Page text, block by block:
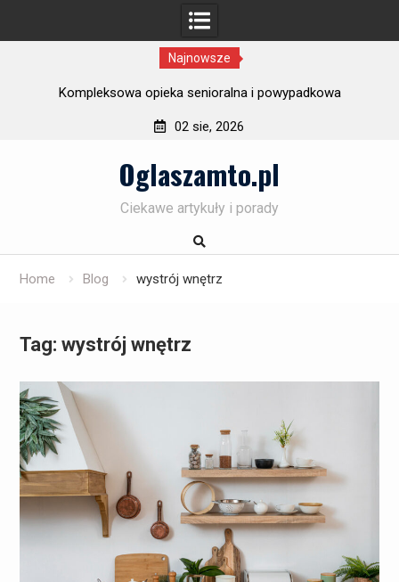
Najnowsze
Kompleksowa opieka senioralna i powypadkowa
02 sie, 2026
Oglaszamto.pl
Ciekawe artykuły i porady
Home Blog wystrój wnętrz
Tag: wystrój wnętrz